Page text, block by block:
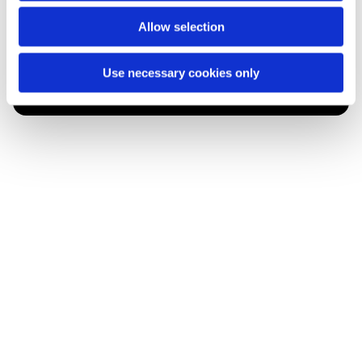
Allow selection
Use necessary cookies only
Du vil måske også kunne lide...